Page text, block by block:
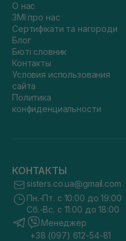
О нас
ЗМІ про нас
Сертифікати та нагороди
Блог
Бюті словник
Контакты
Условия использования
сайта
Политика
конфиденциальности
КОНТАКТЫ
sisters.co.ua@gmail.com
Пн.-Пт. с 10:00 до 19:00
Сб.-Вс. с 11:00 до 18:00
Менеджер
+38 (097) 612-54-81